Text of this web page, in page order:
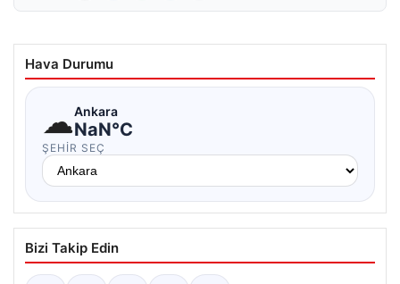
Hava Durumu
☁Ankara
NaN°C
ŞEHIR SEÇ
Bizi Takip Edin